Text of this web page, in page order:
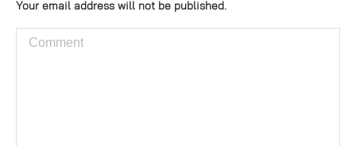
Your email address will not be published.
Comment